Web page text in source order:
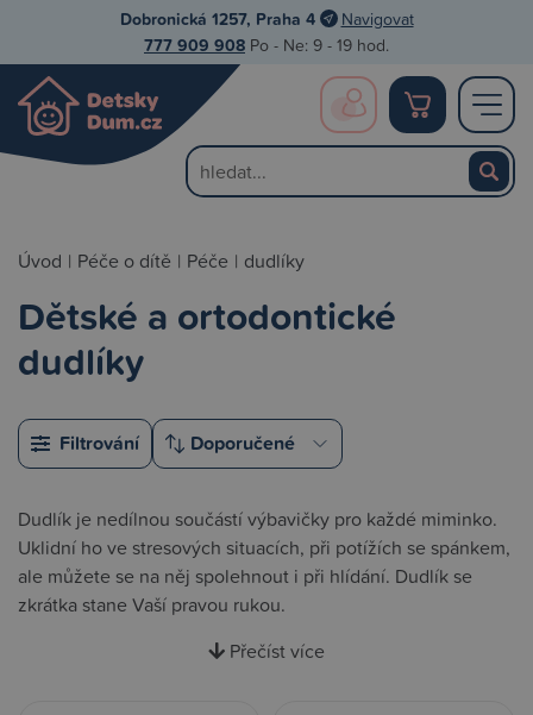
Dobronická 1257, Praha 4 Navigovat
777 909 908 Po - Ne: 9 - 19 hod.
Úvod | Péče o dítě | Péče | dudlíky
Dětské a ortodontické
dudlíky
Filtrování
Dudlík je nedílnou součástí výbavičky pro každé miminko.
Uklidní ho ve stresových situacích, při potížích se spánkem,
ale můžete se na něj spolehnout i při hlídání. Dudlík se
zkrátka stane Vaší pravou rukou.
Přečíst více